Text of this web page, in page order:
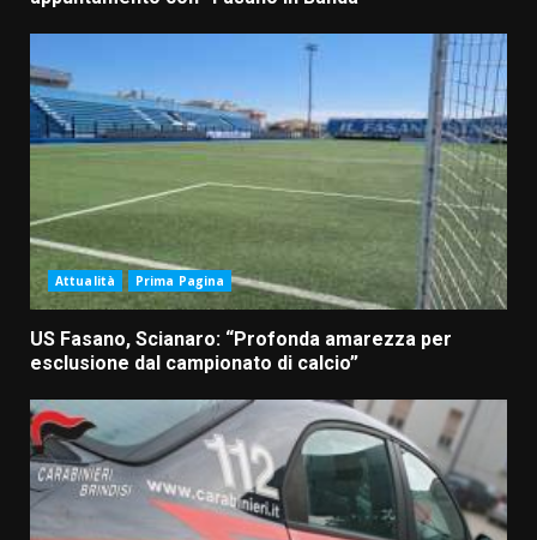
Attualità Prima Pagina
US Fasano, Scianaro: “Profonda amarezza per
esclusione dal campionato di calcio”